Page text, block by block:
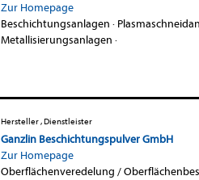
Zur Homepage
Beschichtungsanlagen ·
Metallisierungsanlagen ·
Hersteller , Dienstleister
Ganzlin Beschichtungspulver GmbH
Zur Homepage
Oberflächenveredelung /